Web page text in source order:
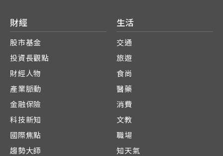
財經
股市基金
投資長觀點
財經人物
產業脈動
金融保險
科技新知
國際焦點
趨勢大師
生活
交通
旅遊
食尚
醫藥
消費
文教
職場
知天氣